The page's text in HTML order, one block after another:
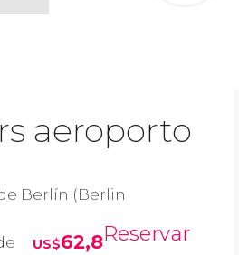
aeroporto
Berlín (Berlin
US$62,8Reservar